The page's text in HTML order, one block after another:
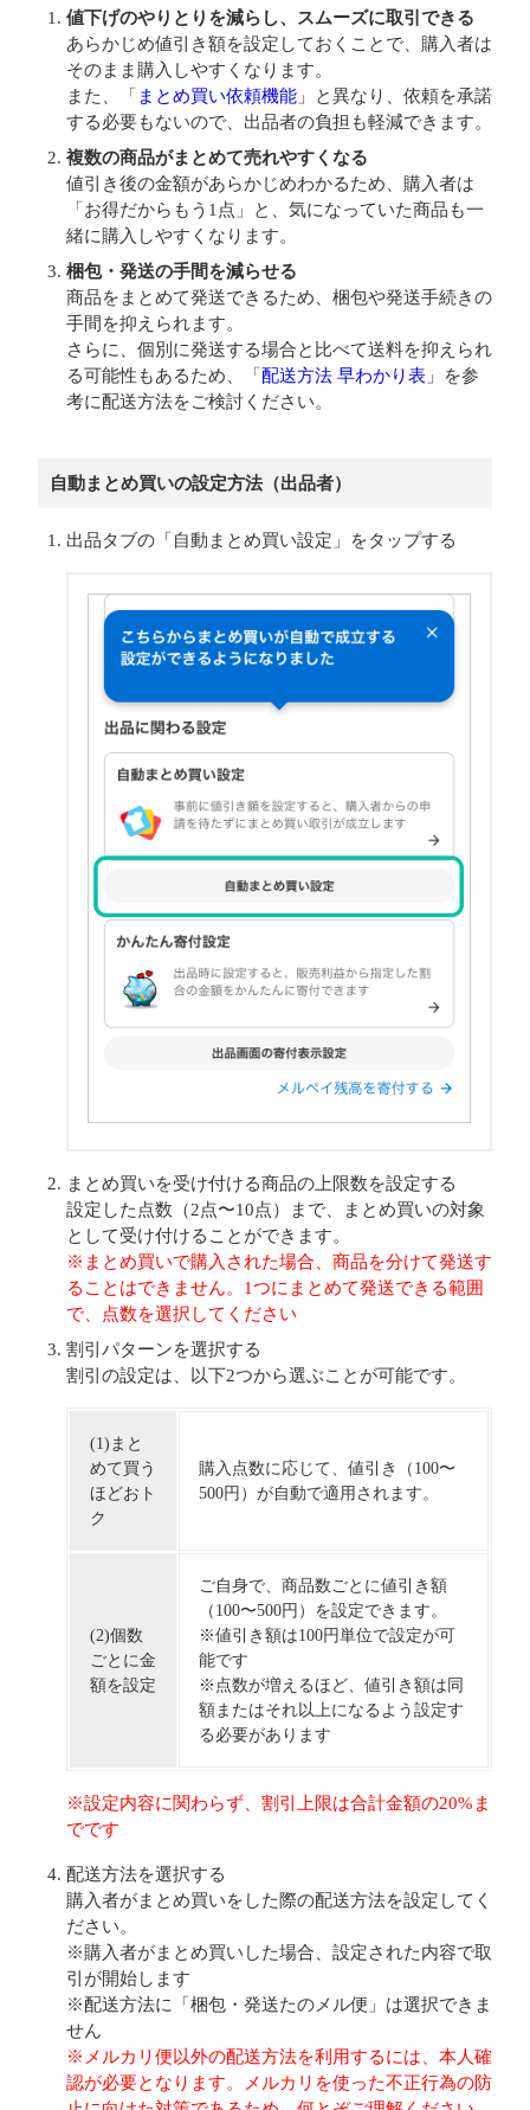
値下げのやりとりを減らし、スムーズに取引できる
あらかじめ値引き額を設定しておくことで、購入者は
そのまま購入しやすくなります。
また、「 まとめ買い依頼機能 」と異なり、依頼を承諾
する必要もないので、出品者の負担も軽減できます。
複数の商品がまとめて売れやすくなる
値引き後の金額があらかじめわかるため、購入者は
「お得だからもう1点」と、気になっていた商品も一
緒に購入しやすくなります。
梱包・発送の手間を減らせる
商品をまとめて発送できるため、梱包や発送手続きの
手間を抑えられます。
さらに、個別に発送する場合と比べて送料を抑えられ
る可能性もあるため、「 配送方法 早わかり表 」を参
考に配送方法をご検討ください。
自動まとめ買いの設定方法（出品者）
出品タブの「自動まとめ買い設定」をタップする
まとめ買いを受け付ける商品の上限数を設定する
設定した点数（2点〜10点）まで、まとめ買いの対象
として受け付けることができます。
※まとめ買いで購入された場合、商品を分けて発送す
ることはできません。1つにまとめて発送できる範囲
で、点数を選択してください
割引パターンを選択する
割引の設定は、以下2つから選ぶことが可能です。
(1)まと
めて買う
ほどおト
ク
購入点数に応じて、値引き（100〜
500円）が自動で適用されます。
(2)個数
ごとに金
額を設定
ご自身で、商品数ごとに値引き額
（100〜500円）を設定できます。
※値引き額は100円単位で設定が可
能です
※点数が増えるほど、値引き額は同
額またはそれ以上になるよう設定す
る必要があります
※設定内容に関わらず、割引上限は合計金額の20%ま
でです
配送方法を選択する
購入者がまとめ買いをした際の配送方法を設定してく
ださい。
※購入者がまとめ買いした場合、設定された内容で取
引が開始します
※配送方法に「梱包・発送たのメル便」は選択できま
せん
※メルカリ便以外の配送方法を利用するには、本人確
認が必要となります。メルカリを使った不正行為の防